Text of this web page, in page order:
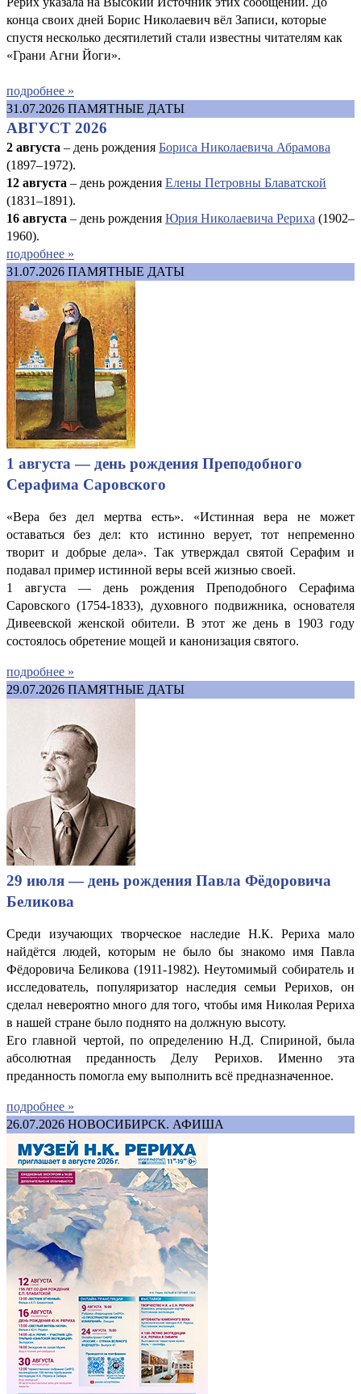
конца своих дней Борис Николаевич вёл Записи, которые
спустя несколько десятилетий стали известны читателям как
«Грани Агни Йоги».
подробнее »
31.07.2026 ПАМЯТНЫЕ ДАТЫ
АВГУСТ 2026
2 августа – день рождения Бориса Николаевича Абрамова
(1897–1972).
12 августа – день рождения Елены Петровны Блаватской
(1831–1891).
16 августа – день рождения Юрия Николаевича Рериха (1902–
1960).
подробнее »
31.07.2026 ПАМЯТНЫЕ ДАТЫ
1 августа — день рождения Преподобного
Серафима Саровского
«Вера без дел мертва есть». «Истинная вера не может
оставаться без дел: кто истинно верует, тот непременно
творит и добрые дела». Так утверждал святой Серафим и
подавал пример истинной веры всей жизнью своей.
1 августа — день рождения Преподобного Серафима
Саровского (1754-1833), духовного подвижника, основателя
Дивеевской женской обители. В этот же день в 1903 году
состоялось обретение мощей и канонизация святого.
подробнее »
29.07.2026 ПАМЯТНЫЕ ДАТЫ
29 июля — день рождения Павла Фёдоровича
Беликова
Среди изучающих творческое наследие Н.К. Рериха мало
найдётся людей, которым не было бы знакомо имя Павла
Фёдоровича Беликова (1911-1982). Неутомимый собиратель и
исследователь, популяризатор наследия семьи Рерихов, он
сделал невероятно много для того, чтобы имя Николая Рериха
в нашей стране было поднято на должную высоту.
Его главной чертой, по определению Н.Д. Спириной, была
абсолютная преданность Делу Рерихов. Именно эта
преданность помогла ему выполнить всё предназначенное.
подробнее »
26.07.2026 НОВОСИБИРСК. АФИША